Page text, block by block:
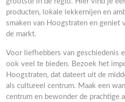
producten, lokale lekkernijen en
smaken van Hoogstraten en geniet
de markt.
Voor liefhebbers van geschiedenis
ook veel te bieden. Bezoek het
Hoogstraten, dat dateert uit de
als cultureel centrum. Maak een
centrum en bewonder de prachtige